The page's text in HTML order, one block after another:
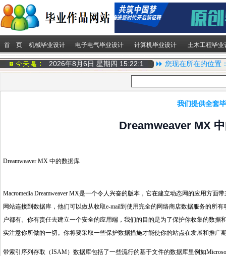
首 页 机械毕业设计 电子电气毕业设计 计算机毕业设计 土木工程毕业
2026年8月6日 星期四 15:22:1 您现在所在的位置
我们提供全套
Dreamweaver MX
Dreamweaver MX 中的数据库
Macromedia Dreamweaver MX是一个令人兴奋的版本，它在建立动态网的应用方
网站连接到数据库，他们可以做从收取e-mail到使用完全的网络商店数据服务的所
户都有。你有责任去建立一个安全的应用端，我们的目的是为了保护你收集的数
实注意你所做的一切。你将要采取一些保护数据措施才能使你的站点在发展和推广
带索引序列存取（ISAM）数据库包括了一些流行的基于文件的数据库里例如